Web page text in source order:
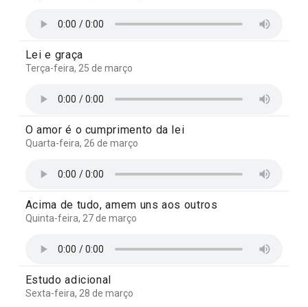
Lei e graça
Terça-feira, 25 de março
O amor é o cumprimento da lei
Quarta-feira, 26 de março
Acima de tudo, amem uns aos outros
Quinta-feira, 27 de março
Estudo adicional
Sexta-feira, 28 de março